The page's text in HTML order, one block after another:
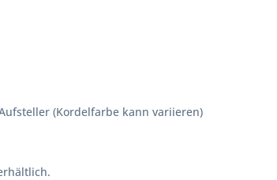
(Kordelfarbe kann variieren)